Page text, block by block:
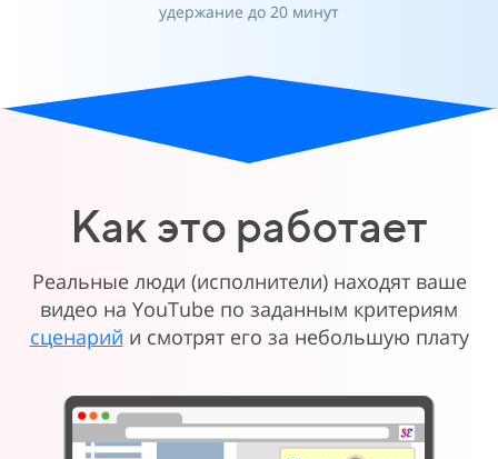
удержание до 20 минут
Как это работает
Реальные люди (исполнители) находят ваше
видео на YouTube по заданным критериям
сценарий и смотрят его за небольшую плату